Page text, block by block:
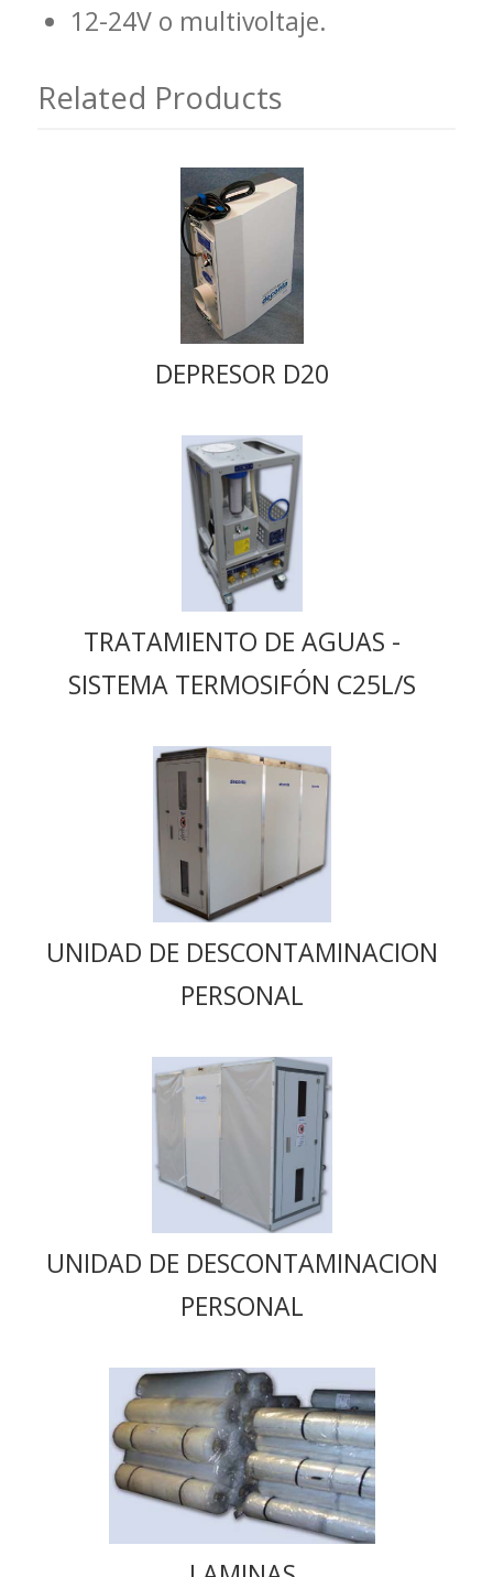
12-24V o multivoltaje.
Related Products
DEPRESOR D20
TRATAMIENTO DE AGUAS -
SISTEMA TERMOSIFÓN C25L/S
UNIDAD DE DESCONTAMINACION
PERSONAL
UNIDAD DE DESCONTAMINACION
PERSONAL